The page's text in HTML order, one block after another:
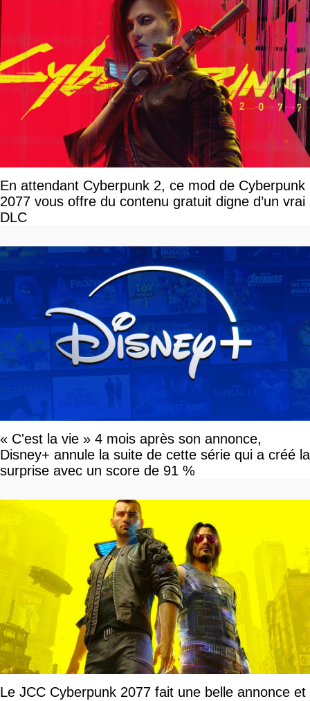
En attendant Cyberpunk 2, ce mod de Cyberpunk
2077 vous offre du contenu gratuit digne d’un vrai
DLC
« C'est la vie » 4 mois après son annonce,
Disney+ annule la suite de cette série qui a créé la
surprise avec un score de 91 %
Le JCC Cyberpunk 2077 fait une belle annonce et